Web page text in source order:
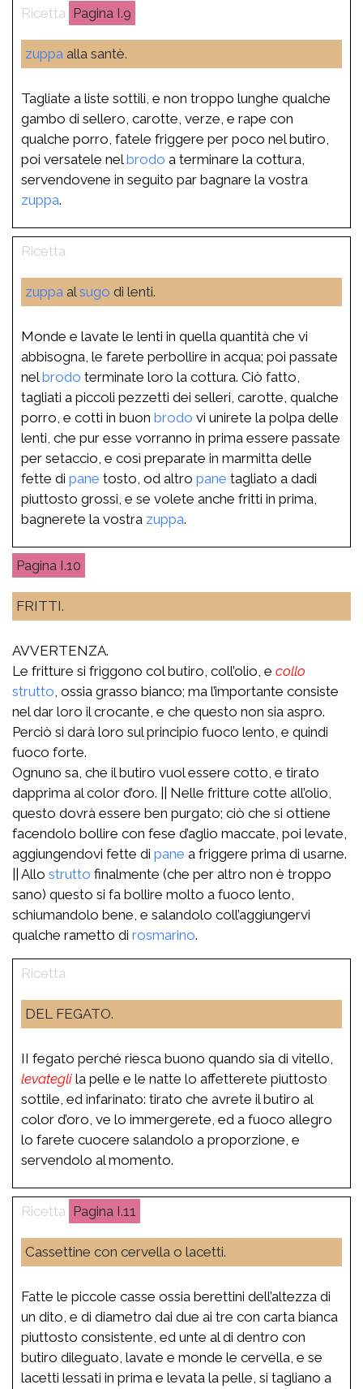
I.9
zuppa alla santè.
Tagliate a liste sottili, e non troppo lunghe qualche
gambo di sellero, carotte, verze, e rape con
qualche porro, fatele friggere per poco nel butiro,
poi versatele nelbrodo a terminare la cottura,
servendovene in seguito par bagnare la vostra
zuppa.
zuppa al sugo di lenti.
Monde e lavate le lenti in quella quantità che vi
abbisogna, le farete perbollire in acqua; poi passate
nelbrodo terminate loro la cottura. Ciò fatto,
tagliati a piccoli pezzetti dei selleri, carotte, qualche
porro, e cotti in buon brodo vi unirete la polpa delle
lenti, che pur esse vorranno in prima essere passate
per setaccio, e così preparate in marmitta delle
fette di pane tosto, od altro pane tagliato a dadi
piuttosto grossi, e se volete anche fritti in prima,
bagnerete la vostra zuppa.
I.10
FRITTI.
AVVERTENZA.
Le fritture si friggono col butiro, coll’olio, e collo
strutto , ossia grasso bianco; ma l’importante consiste
nel dar loro il crocante, e che questo non sia aspro.
Perciò si darà loro sul principio fuoco lento, e quindi
fuoco forte.
Ognuno sa, che il butiro vuol essere cotto, e tirato
dapprima al color d’oro. || Nelle fritture cotte all’olio,
questo dovrà essere ben purgato; ciò che si ottiene
facendolo bollire con fese d’aglio maccate, poi levate,
aggiungendovi fette di pane a friggere prima di usarne.
|| Allo strutto finalmente (che per altro non è troppo
sano) questo si fa bollire molto a fuoco lento,
schiumandolo bene, e salandolo coll’aggiungervi
qualche rametto di rosmarino.
DEL FEGATO.
II fegato perché riesca buono quando sia di vitello,
levategli la pelle e le natte lo affetterete piuttosto
sottile, ed infarinato: tirato che avrete il butiro al
color d’oro, ve lo immergerete, ed a fuoco allegro
lo farete cuocere salandolo a proporzione, e
servendolo al momento.
I.11
Cassettine con cervella o lacetti.
Fatte le piccole casse ossia berettini dell’altezza di
un dito, e di diametro dai due ai tre con carta bianca
piuttosto consistente, ed unte al di dentro con
butiro dileguato, lavate e monde le cervella, e se
lacetti lessati in prima e levata la pelle, si tagliano a